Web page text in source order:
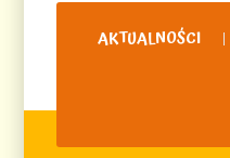
AKTUALNOŚCI